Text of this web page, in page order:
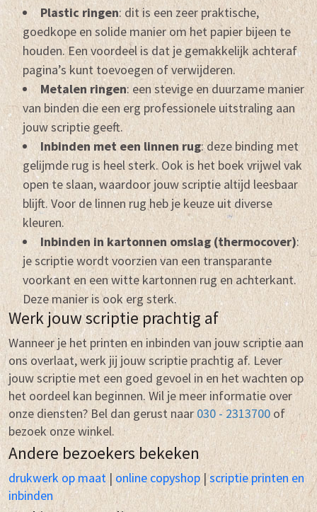
Plastic ringen: dit is een zeer praktische,
goedkope en solide manier om het papier bijeen te
houden. Een voordeel is dat je gemakkelijk achteraf
pagina’s kunt toevoegen of verwijderen.
Metalen ringen: een stevige en duurzame manier
van binden die een erg professionele uitstraling aan
jouw scriptie geeft.
Inbinden met een linnen rug: deze binding met
gelijmde rug is heel sterk. Ook is het boek vrijwel vak
open te slaan, waardoor jouw scriptie altijd leesbaar
blijft. Voor de linnen rug heb je keuze uit diverse
kleuren.
Inbinden in kartonnen omslag (thermocover):
je scriptie wordt voorzien van een transparante
voorkant en een witte kartonnen rug en achterkant.
Deze manier is ook erg sterk.
Werk jouw scriptie prachtig af
Wanneer je het printen en inbinden van jouw scriptie aan
ons overlaat, werk jij jouw scriptie prachtig af. Lever
jouw scriptie met een goed gevoel in en het wachten op
het oordeel kan beginnen. Wil je meer informatie over
onze diensten? Bel dan gerust naar 030 - 2313700 of
bezoek onze winkel.
Andere bezoekers bekeken
drukwerk op maat| online copyshop |scriptie printen en
inbinden